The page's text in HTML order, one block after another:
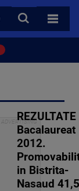
CAUTA
TOATE
REZULTATE
Bacalaureat
2012.
in Bistrita-
Nasaud